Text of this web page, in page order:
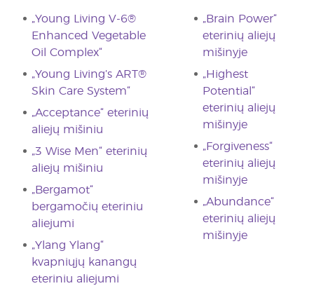
„Young Living V-6®
Enhanced Vegetable
Oil Complex“
„Young Living’s ART®
Skin Care System“
„Acceptance“ eterinių
aliejų mišiniu
„3 Wise Men“ eterinių
aliejų mišiniu
„Bergamot“
bergamočių eteriniu
aliejumi
„Ylang Ylang“
kvapniųjų kanangų
eteriniu aliejumi
„Brain Power“
eterinių aliejų
mišinyje
„Highest
Potential“
eterinių aliejų
mišinyje
„Forgiveness“
eterinių aliejų
mišinyje
„Abundance“
eterinių aliejų
mišinyje